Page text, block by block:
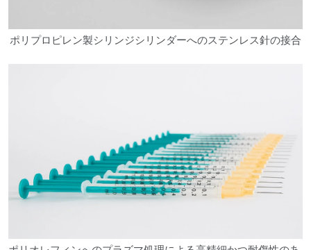
ポリプロピレン製シリンジシリンダーへのステンレス針の接合